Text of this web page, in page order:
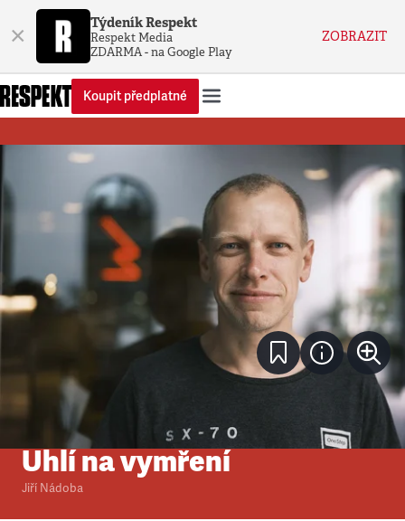
× Týdeník Respekt
Respekt Media
ZDARMA - na Google Play
ZOBRAZIT
Koupit předplatné
Komentář
Uhlí na vymření
Jiří Nádoba